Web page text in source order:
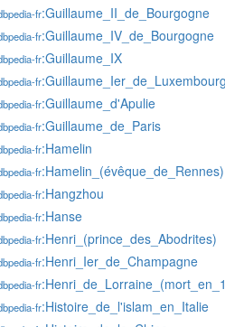
fr:Guillaume_II_de_Bourgogne
fr:Guillaume_IV_de_Bourgogne
fr:Guillaume_IX
fr
fr:Guillaume_d'Apulie
fr:Guillaume_de_Paris
fr:Hamelin
fr:Hamelin_(évêque_de_Rennes)
fr:Hangzhou
fr:Hanse
fr:Henri_(prince_des_Abodrites)
fr:Henri_Ier_de_Champagne
fr
fr:Histoire_de_l'islam_en_Italie